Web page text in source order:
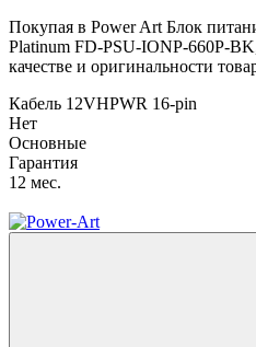
Покупая в Power Art Блок
Platinum FD-PSU-IONP-660P-
качестве и оригинальности
Кабель 12VHPWR 16-pin
Нет
Основные
Гарантия
12 мес.